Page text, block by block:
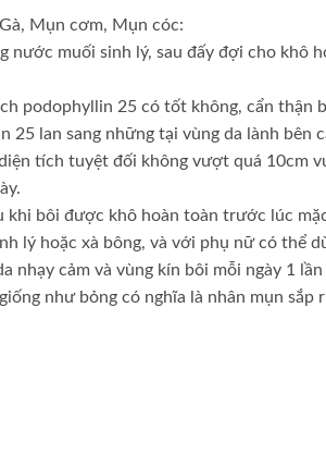
Mụn cơm, Mụn cóc:
nước muối sinh lý, sau đấy đợi cho khô
podophyllin 25 có tốt không, cẩn thận
25 lan sang những tại vùng da lành bên
tích tuyệt đối không vượt quá 10cm
bôi được khô hoàn toàn trước lúc
lý hoặc xà bông, và với phụ nữ có thể
nhạy cảm và vùng kín bôi mỗi ngày 1
như bỏng có nghĩa là nhân mụn